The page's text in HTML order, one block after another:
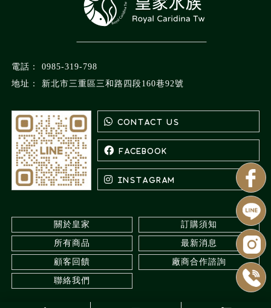
0985-319-798
新北市三重區三和路四段160巷92號
關於皇家 訂購須知
所有商品 最新消息
顧客回饋 廠商合作諮詢
聯絡我們